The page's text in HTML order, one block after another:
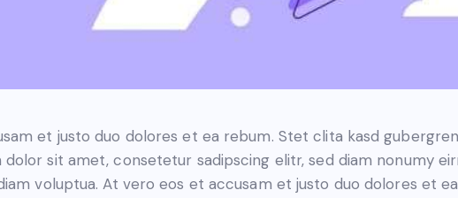
et justo duo dolores et ea rebum. Stet clita kasd
dolor sit amet, consetetur sadipscing elitr, sed diam nonumy
voluptua. At vero eos et accusam et justo duo dolores et